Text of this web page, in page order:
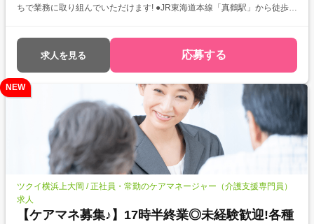
ちで業務に取り組んでいただけます! ●JR東海道本線「真鶴駅」から徒歩2
求人を見る 応募する
NEW
ツクイ横浜上大岡 / 正社員・常勤のケアマネージャー（介護支援専門員）
求人
【ケアマネ募集♪】17時半終業◎未経験歓迎!各種